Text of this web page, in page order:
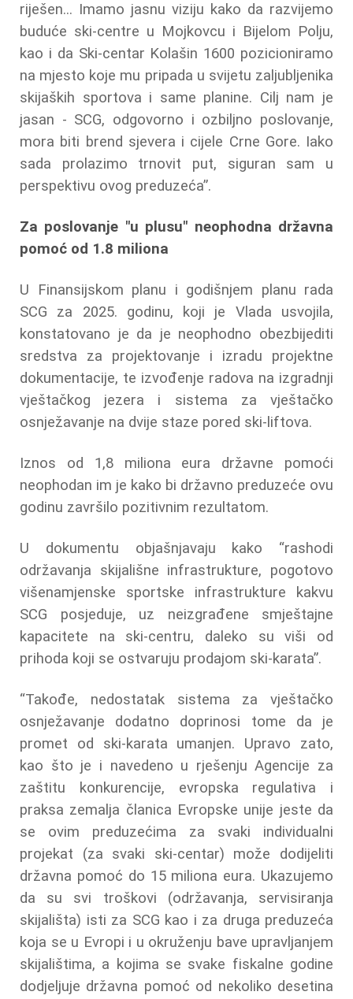
riješen... Imamo jasnu viziju kako da razvijemo
buduće ski-centre u Mojkovcu i Bijelom Polju,
kao i da Ski-centar Kolašin 1600 pozicioniramo
na mjesto koje mu pripada u svijetu zaljubljenika
skijaških sportova i same planine. Cilj nam je
jasan - SCG, odgovorno i ozbiljno poslovanje,
mora biti brend sjevera i cijele Crne Gore. Iako
sada prolazimo trnovit put, siguran sam u
perspektivu ovog preduzeća”.
Za poslovanje "u plusu" neophodna državna
pomoć od 1.8 miliona
U Finansijskom planu i godišnjem planu rada
SCG za 2025. godinu, koji je Vlada usvojila,
konstatovano je da je neophodno obezbijediti
sredstva za projektovanje i izradu projektne
dokumentacije, te izvođenje radova na izgradnji
vještačkog jezera i sistema za vještačko
osnježavanje na dvije staze pored ski-liftova.
Iznos od 1,8 miliona eura državne pomoći
neophodan im je kako bi državno preduzeće ovu
godinu završilo pozitivnim rezultatom.
U dokumentu objašnjavaju kako “rashodi
održavanja skijališne infrastrukture, pogotovo
višenamjenske sportske infrastrukture kakvu
SCG posjeduje, uz neizgrađene smještajne
kapacitete na ski-centru, daleko su viši od
prihoda koji se ostvaruju prodajom ski-karata”.
“Takođe, nedostatak sistema za vještačko
osnježavanje dodatno doprinosi tome da je
promet od ski-karata umanjen. Upravo zato,
kao što je i navedeno u rješenju Agencije za
zaštitu konkurencije, evropska regulativa i
praksa zemalja članica Evropske unije jeste da
se ovim preduzećima za svaki individualni
projekat (za svaki ski-centar) može dodijeliti
državna pomoć do 15 miliona eura. Ukazujemo
da su svi troškovi (održavanja, servisiranja
skijališta) isti za SCG kao i za druga preduzeća
koja se u Evropi i u okruženju bave upravljanjem
skijalištima, a kojima se svake fiskalne godine
dodjeljuje državna pomoć od nekoliko desetina